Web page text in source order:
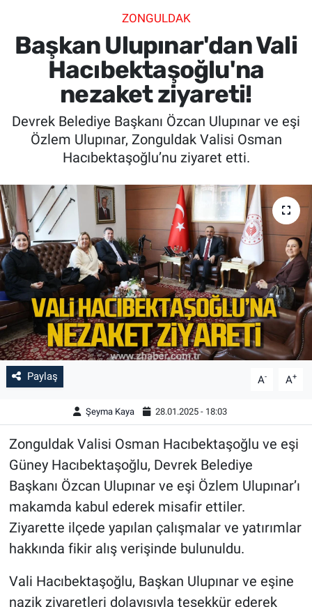
ZONGULDAK
Başkan Ulupınar'dan Vali
Hacıbektaşoğlu'na
nezaket ziyareti!
Devrek Belediye Başkanı Özcan Ulupınar ve eşi
Özlem Ulupınar, Zonguldak Valisi Osman
Hacıbektaşoğlu’nu ziyaret etti.
Paylaş A- A+
Şeyma Kaya 28.01.2025 - 18:03
Zonguldak Valisi Osman Hacıbektaşoğlu ve eşi
Güney Hacıbektaşoğlu, Devrek Belediye
Başkanı Özcan Ulupınar ve eşi Özlem Ulupınar’ı
makamda kabul ederek misafir ettiler.
Ziyarette ilçede yapılan çalışmalar ve yatırımlar
hakkında fikir alış verişinde bulunuldu.
Vali Hacıbektaşoğlu, Başkan Ulupınar ve eşine
nazik ziyaretleri dolayısıyla teşekkür ederek
SPOR
SAĞLIK